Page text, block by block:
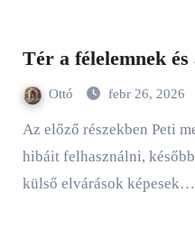
Tér a félelemnek
Ottó febr 26, 2026
Az előző részekben Peti megingott, majd megtanulta a
hibáit felhasználni,
külső elvárások képesek…